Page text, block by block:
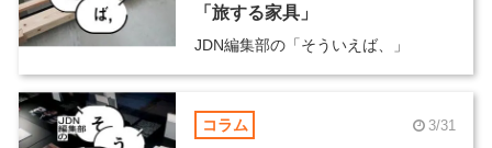
「旅する家具」
JDN編集部の「そういえば、」
コラム 3/31